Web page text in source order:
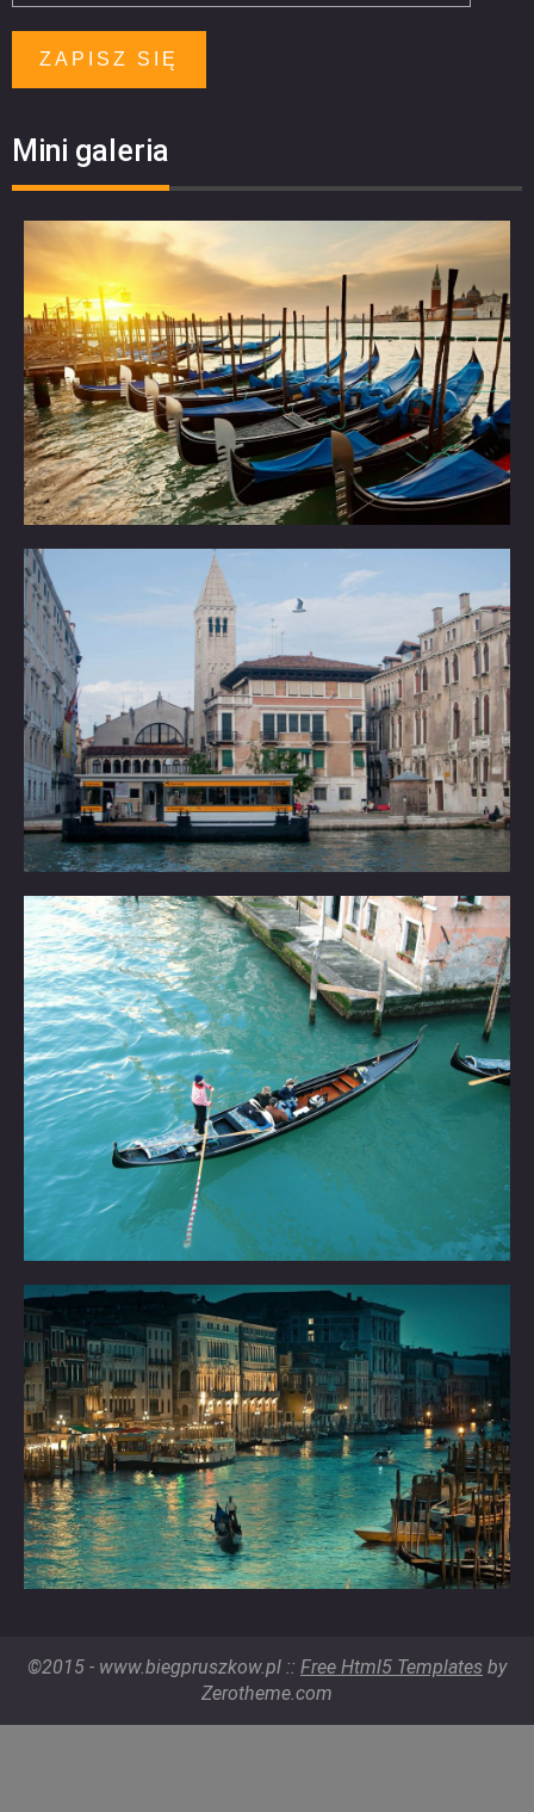
ZAPISZ SIĘ
Mini galeria
©2015 - www.biegpruszkow.pl :: Free Html5 Templates by
Zerotheme.com